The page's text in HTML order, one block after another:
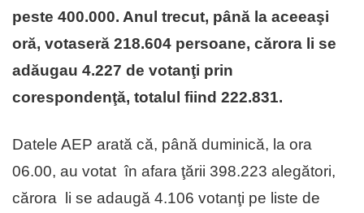
peste 400.000. Anul trecut, până la aceeaşi
oră, votaseră 218.604 persoane, cărora li se
adăugau 4.227 de votanţi prin
corespondenţă, totalul fiind 222.831.
Datele AEP arată că, până duminică, la ora
06.00, au votat în afara ţării 398.223 alegători,
cărora li se adaugă 4.106 votanţi pe liste de